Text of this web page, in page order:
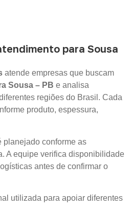
para Sousa
atende empresas que buscam
Sousa – PB e analisa
regiões do Brasil. Cada
produto, espessura,
planejado conforme as
A equipe verifica disponibilidade
antes de confirmar o
utilizada para apoiar diferentes